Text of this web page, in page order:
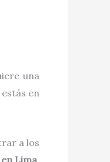
una
estás en
a los
Lima,